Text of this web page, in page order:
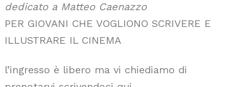
dedicato a Matteo Caenazzo
PER GIOVANI CHE VOGLIONO SCRIVERE E
ILLUSTRARE IL CINEMA
l’ingresso è libero ma vi chiediamo di